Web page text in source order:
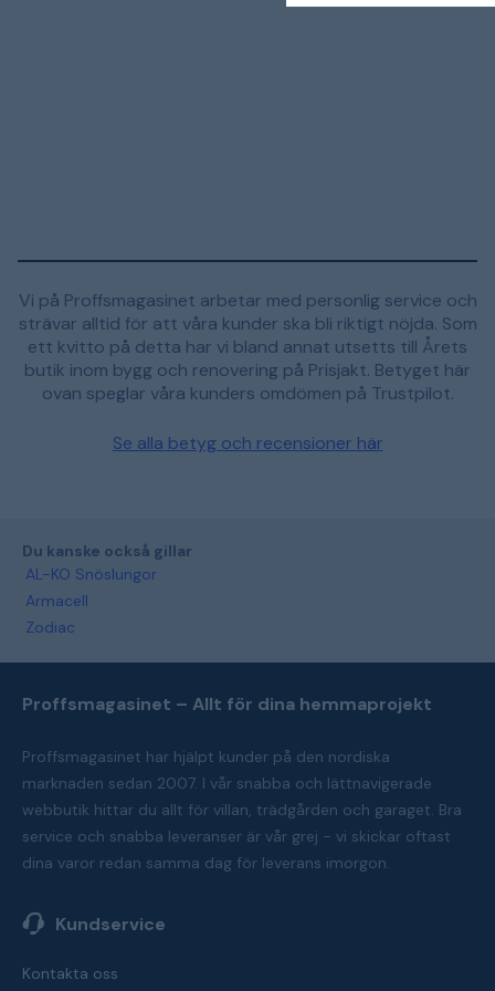
Vi på Proffsmagasinet arbetar med personlig service och
strävar alltid för att våra kunder ska bli riktigt nöjda. Som
ett kvitto på detta har vi bland annat utsetts till Årets
butik inom bygg och renovering på Prisjakt. Betyget här
ovan speglar våra kunders omdömen på Trustpilot.
Se alla betyg och recensioner här
Du kanske också gillar
AL-KO Snöslungor
Armacell
Zodiac
Proffsmagasinet – Allt för dina hemmaprojekt
Proffsmagasinet har hjälpt kunder på den nordiska
marknaden sedan 2007. I vår snabba och lättnavigerade
webbutik hittar du allt för villan, trädgården och garaget. Bra
service och snabba leveranser är vår grej - vi skickar oftast
dina varor redan samma dag för leverans imorgon.
Kundservice
Kontakta oss